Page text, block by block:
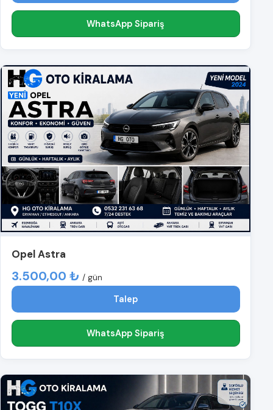
WhatsApp Sipariş
Opel Astra
3.500,00 ₺ / gün
Talep
WhatsApp Sipariş